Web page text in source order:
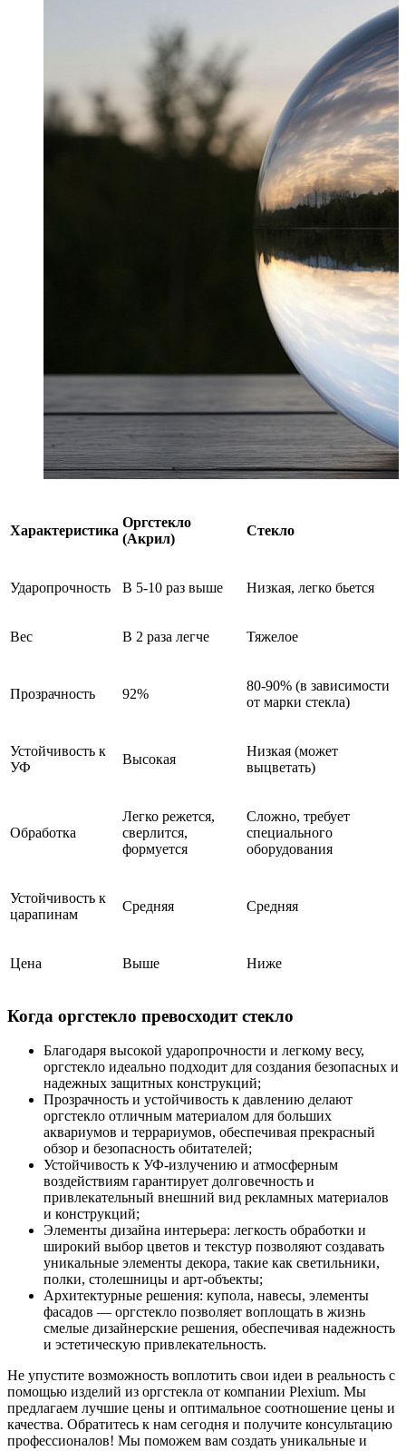
Характеристика
Оргстекло
(Акрил)
Стекло
Ударопрочность В 5-10 раз выше Низкая, легко бьется
Вес В 2 раза легче Тяжелое
Прозрачность 92%
80-90% (в зависимости
от марки стекла)
Устойчивость к
УФ
Высокая
Низкая (может
выцветать)
Обработка
Легко режется,
сверлится,
формуется
Сложно, требует
специального
оборудования
Устойчивость к
царапинам
Средняя Средняя
Цена Выше Ниже
Когда оргстекло превосходит стекло
Благодаря высокой ударопрочности и легкому весу,
оргстекло идеально подходит для создания безопасных и
надежных защитных конструкций;
Прозрачность и устойчивость к давлению делают
оргстекло отличным материалом для больших
аквариумов и террариумов, обеспечивая прекрасный
обзор и безопасность обитателей;
Устойчивость к УФ-излучению и атмосферным
воздействиям гарантирует долговечность и
привлекательный внешний вид рекламных материалов
и конструкций;
Элементы дизайна интерьера: легкость обработки и
широкий выбор цветов и текстур позволяют создавать
уникальные элементы декора, такие как светильники,
полки, столешницы и арт-объекты;
Архитектурные решения: купола, навесы, элементы
фасадов — оргстекло позволяет воплощать в жизнь
смелые дизайнерские решения, обеспечивая надежность
и эстетическую привлекательность.
Не упустите возможность воплотить свои идеи в реальность с
помощью изделий из оргстекла от компании Plexium. Мы
предлагаем лучшие цены и оптимальное соотношение цены и
качества. Обратитесь к нам сегодня и получите консультацию
профессионалов! Мы поможем вам создать уникальные и